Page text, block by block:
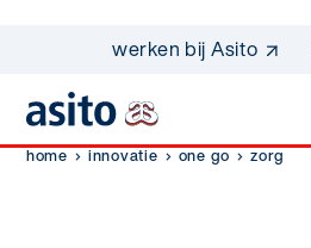
werken bij Asito
home
home innovatie one go zorg